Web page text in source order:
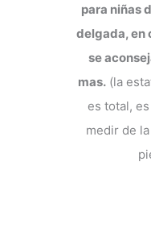
para niñas
delgada, en
se
mas.(la
es total,
medir de